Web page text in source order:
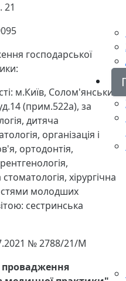
21
господарської
м.Київ, Солом'янський
(прим.522а), за
дитяча
організація і
ортодонтія,
хірургічна
молодших
сестринська
№ 2788/21/М
провадження